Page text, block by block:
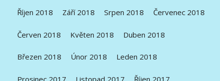
Říjen 2018 Září 2018 Srpen 2018 Červenec 2018
Červen 2018 Květen 2018 Duben 2018
Březen 2018 Únor 2018 Leden 2018
Prosinec 2017 Listopad 2017 Říjen 2017